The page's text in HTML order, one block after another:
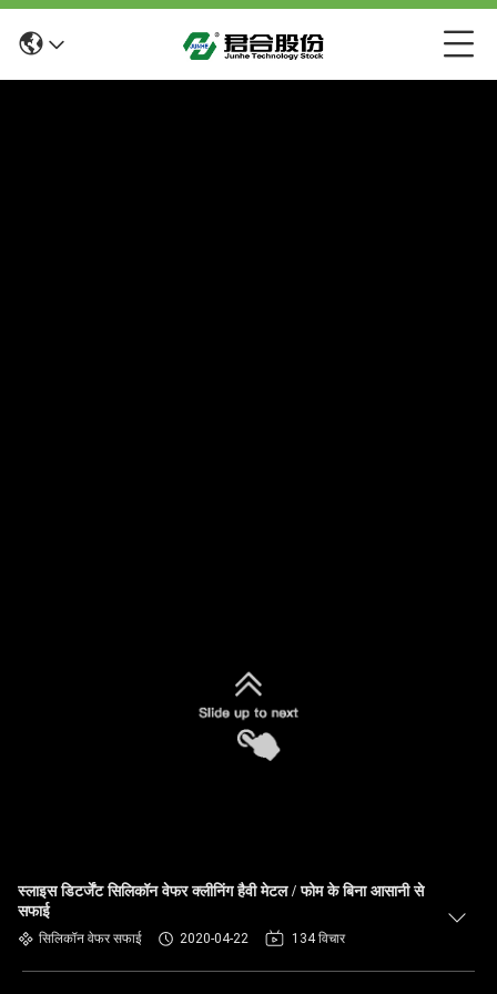
स्लाइस डिटर्जेंट सिलिकॉन वेफर क्लीनिंग हैवी मेटल / फोम के बिना आसानी से
सफाई
सिलिकॉन वेफर सफाई 2020-04-22 134 विचार